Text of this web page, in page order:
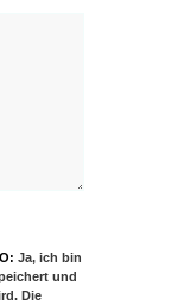
Ja, ich bin
und
Die